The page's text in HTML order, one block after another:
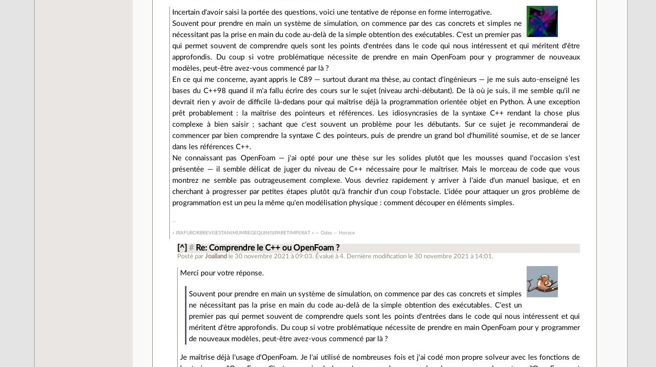
Incertain d'avoir saisi la portée des questions, voici une tentative de réponse en forme interrogative.
Souvent pour prendre en main un système de simulation, on commence par des cas concrets et simples ne
nécessitant pas la prise en main du code au-delà de la simple obtention des exécutables. C'est un premier pas
qui permet souvent de comprendre quels sont les points d'entrées dans le code qui nous intéressent et qui méritent d'être
approfondis. Du coup si votre problématique nécessite de prendre en main OpenFoam pour y programmer de nouveaux
modèles, peut-être avez-vous commencé par là ?
En ce qui me concerne, ayant appris le C89 — surtout durant ma thèse, au contact d'ingénieurs — je me suis auto-enseigné les
bases du C++98 quand il m'a fallu écrire des cours sur le sujet (niveau archi-débutant). De là où je suis, il me semble qu'il ne
devrait rien y avoir de difficile là-dedans pour qui maîtrise déjà la programmation orientée objet en Python. À une exception
prêt probablement : la maîtrise des pointeurs et références. Les idiosyncrasies de la syntaxe C++ rendant la chose plus
complexe à bien saisir ; sachant que c'est souvent un problème pour les débutants. Sur ce sujet je recommanderai de
commencer par bien comprendre la syntaxe C des pointeurs, puis de prendre un grand bol d'humilité soumise, et de se lancer
dans les références C++.
Ne connaissant pas OpenFoam — j'ai opté pour une thèse sur les solides plutôt que les mousses quand l'occasion s'est
présentée — il semble délicat de juger du niveau de C++ nécessaire pour le maîtriser. Mais le morceau de code que vous
montrez ne semble pas outrageusement complexe. Vous devriez rapidement y arriver à l'aide d'un manuel basique, et en
cherchant à progresser par petites étapes plutôt qu'à franchir d'un coup l'obstacle. L'idée pour attaquer un gros problème de
programmation est un peu la même qu'en modélisation physique : comment découper en éléments simples.
« IRAFURORBREVISESTANIMUMREGEQUINISIPARETIMPERAT » — Odes — Horace
[^] # Re: Comprendre le C++ ou OpenFoam ?
Posté parJoalland le 30 novembre 2021 à 09:03. Évalué à4. Dernière modification le 30 novembre 2021 à 14:01.
Merci pour votre réponse.
Souvent pour prendre en main un système de simulation, on commence par des cas concrets et simples
ne nécessitant pas la prise en main du code au-delà de la simple obtention des exécutables. C'est un
premier pas qui permet souvent de comprendre quels sont les points d'entrées dans le code qui nous intéressent et qui
méritent d'être approfondis. Du coup si votre problématique nécessite de prendre en main OpenFoam pour y programmer
de nouveaux modèles, peut-être avez-vous commencé par là ?
Je maîtrise déjà l'usage d'OpenFoam. Je l'ai utilisé de nombreuses fois et j'ai codé mon propre solveur avec les fonctions de